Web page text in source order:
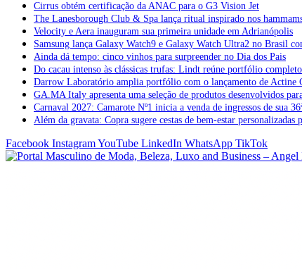
Cirrus obtém certificação da ANAC para o G3 Vision Jet
The Lanesborough Club & Spa lança ritual inspirado nos
Velocity e Aera inauguram sua primeira unidade em Adrianópolis
Samsung lança Galaxy Watch9 e Galaxy Watch Ultra2 no Brasil
Ainda dá tempo: cinco vinhos para surpreender no Dia dos Pais
Do cacau intenso às clássicas trufas: Lindt reúne portfólio
Darrow Laboratório amplia portfólio com o lançamento de Actine
GA.MA Italy apresenta uma seleção de produtos desenvolvidos
Carnaval 2027: Camarote Nº1 inicia a venda de ingressos de sua
Além da gravata: Copra sugere cestas de bem-estar personalizadas
Facebook InstagramYouTube LinkedIn WhatsApp TikTok